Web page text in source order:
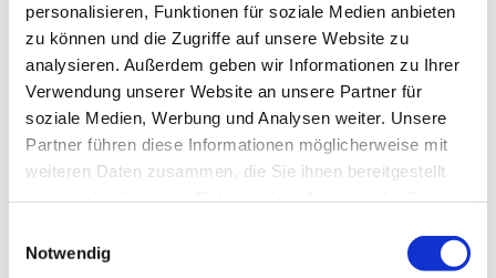
personalisieren, Funktionen für soziale Medien anbieten
zu können und die Zugriffe auf unsere Website zu
analysieren. Außerdem geben wir Informationen zu Ihrer
Verwendung unserer Website an unsere Partner für
soziale Medien, Werbung und Analysen weiter. Unsere
Partner führen diese Informationen möglicherweise mit
weiteren Daten zusammen, die Sie ihnen bereitgestellt
Notwendig